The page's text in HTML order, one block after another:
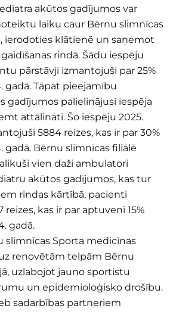
akūtos gadījumos var
laiku caur Bērnu slimnīcas
ierodoties klātienē un saņemot
rindā. Šādu iespēju
pārstāvji izmantojuši par 25%
gadā. Tāpat pieejamību
gadījumos palielinājusi iespēja
attālināti. Šo iespēju 2025.
5884 reizes, kas ir par 30%
gadā. Bērnu slimnīcas filiālē
vien daži ambulatori
akūtos gadījumos, kas tur
rindas kārtībā, pacienti
reizes, kas ir par aptuveni 15%
gadā.
slimnīcas Sporta medicīnas
renovētām telpām Bērnu
uzlabojot jauno sportistu
un epidemioloģisko drošību.
sadarbības partneriem